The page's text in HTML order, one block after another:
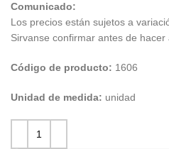
Comunicado:
Los precios están sujetos a
Sirvanse confirmar antes de hacer
Código de producto: 1606
Unidad de medida: unidad